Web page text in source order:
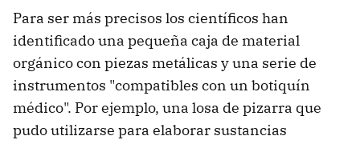
Para ser más precisos los científicos han
identificado una pequeña caja de material
orgánico con piezas metálicas y una serie de
instrumentos "compatibles con un botiquín
médico". Por ejemplo, una losa de pizarra que
pudo utilizarse para elaborar sustancias